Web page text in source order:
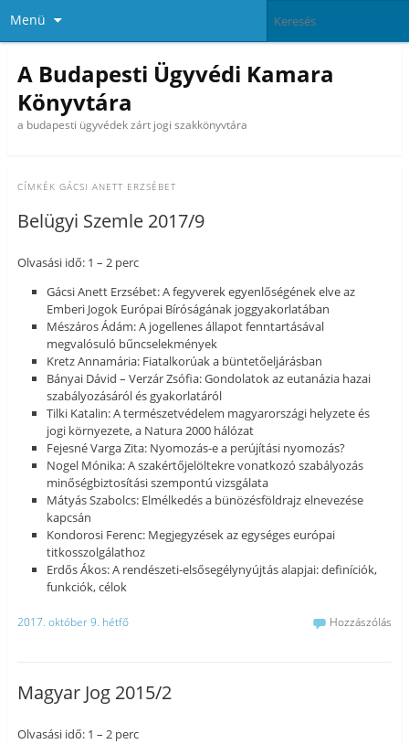
Menü
A Budapesti Ügyvédi Kamara
Könyvtára
a budapesti ügyvédek zárt jogi szakkönyvtára
CÍMKÉK GÁCSI ANETT ERZSÉBET
Belügyi Szemle 2017/9
Olvasási idő: 1 – 2 perc
Gácsi Anett Erzsébet: A fegyverek egyenlőségének elve az
Emberi Jogok Európai Bíróságának joggyakorlatában
Mészáros Ádám: A jogellenes állapot fenntartásával
megvalósuló bűncselekmények
Kretz Annamária: Fiatalkorúak a büntetőeljárásban
Bányai Dávid – Verzár Zsófia: Gondolatok az eutanázia hazai
szabályozásáról és gyakorlatáról
Tilki Katalin: A természetvédelem magyarországi helyzete és
jogi környezete, a Natura 2000 hálózat
Fejesné Varga Zita: Nyomozás-e a perújítási nyomozás?
Nogel Mónika: A szakértőjelöltekre vonatkozó szabályozás
minőségbiztosítási szempontú vizsgálata
Mátyás Szabolcs: Elmélkedés a bünözésföldrajz elnevezése
kapcsán
Kondorosi Ferenc: Megjegyzések az egységes európai
titkosszolgálathoz
Erdős Ákos: A rendészeti-elsősegélynyújtás alapjai: definíciók,
funkciók, célok
2017. október 9. hétfő Hozzászólás
Magyar Jog 2015/2
Olvasási idő: 1 – 2 perc